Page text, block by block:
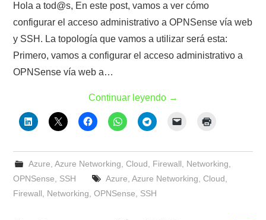
Hola a tod@s, En este post, vamos a ver cómo
configurar el acceso administrativo a OPNSense vía web
y SSH. La topología que vamos a utilizar será esta:
Primero, vamos a configurar el acceso administrativo a
OPNSense vía web a…
Continuar leyendo →
Azure Azure Networking Cloud Firewall Networking
OPNSense
SSH Azure Azure Networking Cloud
Firewall
Networking ,OPNSense SSH